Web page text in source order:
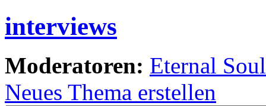
interviews
Moderatoren: Eternal Soul
Neues Thema erstellen